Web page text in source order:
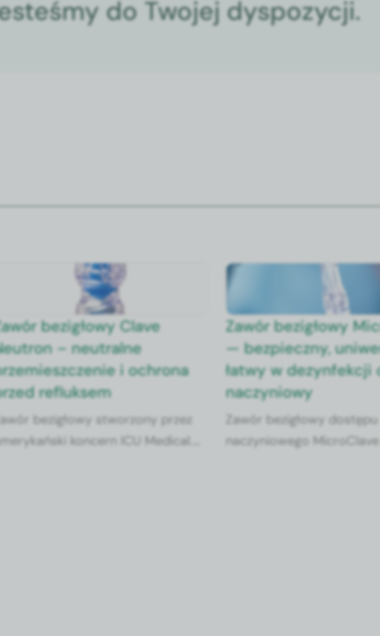
do Twojej dyspozycji.
bezigłowy Clave
– neutralne
i ochrona
refluksem
Zawór bezigłowy stworzony przez
koncern ICU Medical.
Zawór bezigłowy
— bezpieczny,
łatwy w dezynfekcji
naczyniowy
Zawór bezigłowy dostępu
naczyniowego